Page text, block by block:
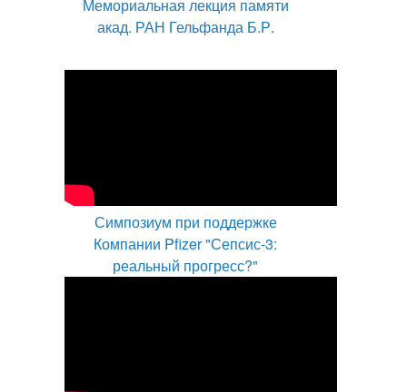
Мемориальная лекция памяти
акад. РАН Гельфанда Б.Р.
Симпозиум при поддержке
Компании Pfizer "Сепсис-3:
реальный прогресс?"